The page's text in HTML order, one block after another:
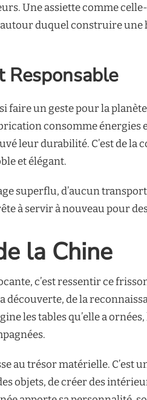
Une assiette comme
autour duquel construire
Responsable
faire un geste pour la
consomme énergies
leur durabilité. C’est de la
et élégant.
superflu, d’aucun
à servir à nouveau pour
la Chine
c’est ressentir ce
de la
les tables qu’elle a ornées,
au trésor matérielle. C’est
objets, de créer des